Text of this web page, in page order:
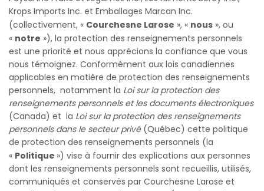
Krops Imports Inc. et Emballages Marcan Inc.
(collectivement, « Courchesne Larose », « nous », ou
« notre »), la protection des renseignements personnels
est une priorité et nous apprécions la confiance que vous
nous témoignez. Conformément aux lois canadiennes
applicables en matière de protection des renseignements
personnels, notamment la Loi sur la protection des
renseignements personnels et les documents électroniques
(Canada) et la Loi sur la protection des renseignements
personnels dans le secteur privé(Québec) cette politique
de protection des renseignements personnels (la
« Politique ») vise à fournir des explications aux personnes
dont les renseignements personnels sont recueillis, utilisés,
communiqués et conservés par Courchesne Larose et